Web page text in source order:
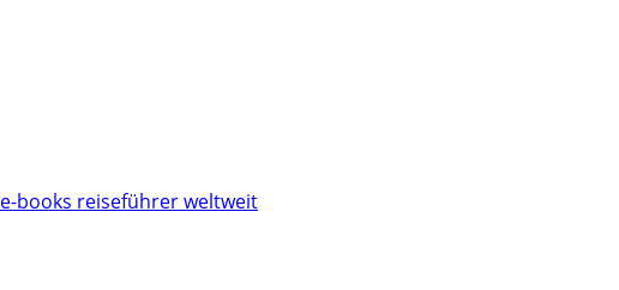
e-books reiseführer weltweit